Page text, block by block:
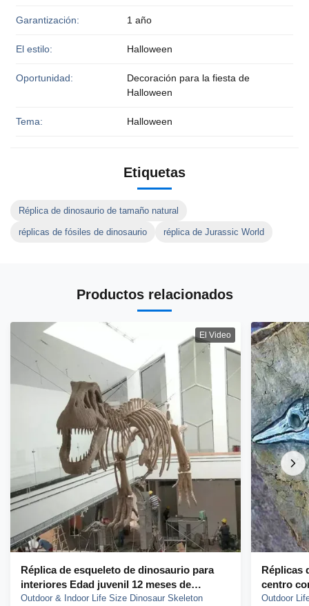
Garantización: 1 año
El estilo: Halloween
Oportunidad:
Decoración para la fiesta de
Halloween
Tema: Halloween
Etiquetas
Réplica de dinosaurio de tamaño natural
réplicas de fósiles de dinosaurio réplica de Jurassic World
Productos relacionados
El Video
Réplica de esqueleto de dinosaurio para
interiores Edad juvenil 12 meses de
garantía
Outdoor & Indoor Life Size Dinosaur Skeleton
Réplicas
centro
réplica
Outdoor